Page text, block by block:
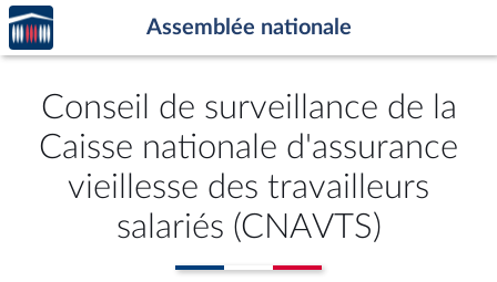
Aller au contenu
Aller en bas de la page
Accèder
à la
page
Assemblée nationale
Conseil de surveillance de la
Caisse nationale d'assurance
vieillesse des travailleurs
salariés (CNAVTS)